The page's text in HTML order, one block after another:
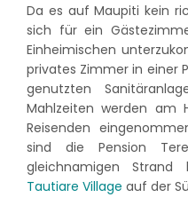
Da es auf Maupiti kein
sich für ein
Einheimischen
privates Zimmer in einer
genutzten
Mahlzeiten werden am
Reisenden
sind die Pension
gleichnamigen
Tautiare Village auf der